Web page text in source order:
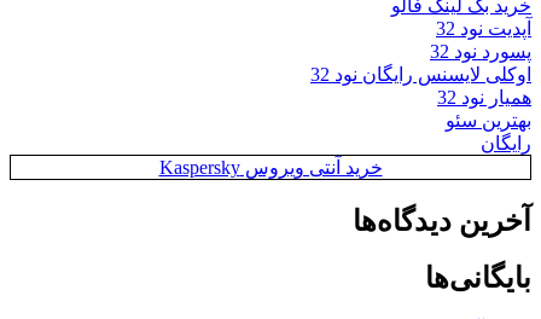
خرید بک لینک فالو
آپدیت نود 32
پسورد نود 32
اوکلی لایسنس رایگان نود 32
همیار نود 32
بهترین سئو
رایگان
خرید آنتی ویروس Kaspersky
آخرین دیدگاه‌ها
بایگانی‌ها